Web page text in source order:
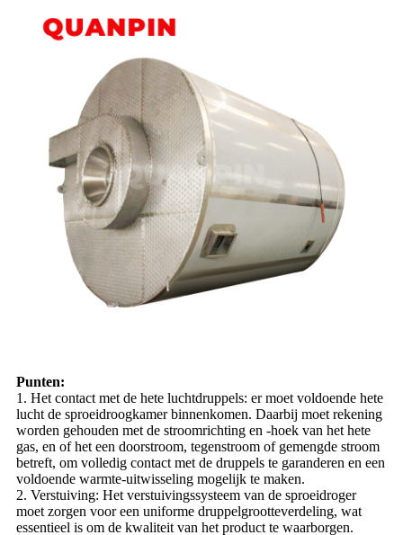
Punten:
1. Het contact met de hete luchtdruppels: er moet voldoende hete
lucht de sproeidroogkamer binnenkomen. Daarbij moet rekening
worden gehouden met de stroomrichting en -hoek van het hete
gas, en of het een doorstroom, tegenstroom of gemengde stroom
betreft, om volledig contact met de druppels te garanderen en een
voldoende warmte-uitwisseling mogelijk te maken.
2. Verstuiving: Het verstuivingssysteem van de sproeidroger
moet zorgen voor een uniforme druppelgrootteverdeling, wat
essentieel is om de kwaliteit van het product te waarborgen.